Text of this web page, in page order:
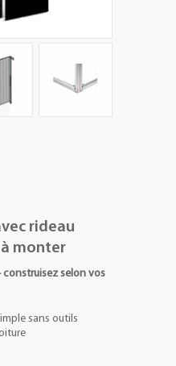
rideau
monter
selon vos
sans outils